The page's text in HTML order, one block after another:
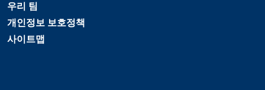
우리 팀
개인정보 보호정책
사이트맵